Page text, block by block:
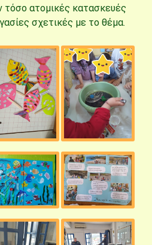
τόσο ατομικές κατασκευές
σχετικές με το θέμα.